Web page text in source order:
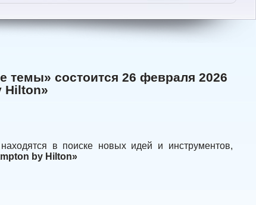
состоится 26 февраля 2026
Hilton»
в поиске новых идей и инструментов,
by Hilton»